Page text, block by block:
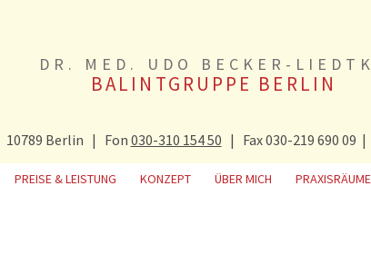
DR. MED. UDO BECKER-
BALINTGRUPPE BERLIN
Berlin | Fon030-310 154 50 | Fax 030-219 690 09 |
PREISE & LEISTUNG KONZEPT ÜBER MICH PRAXISRÄUME